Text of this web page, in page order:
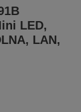
LED,
LAN,